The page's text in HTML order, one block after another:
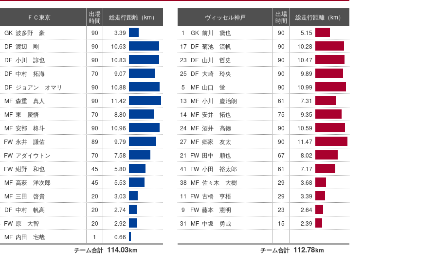
ＦＣ東京
出場
時間
総走行距離（km）
GK 波多野 豪 90
3.39
DF 渡辺 剛 90
10.63
DF 小川 諒也 90
10.83
DF 中村 拓海 70
9.07
DF ジョアン オマリ 90
10.88
MF 森重 真人 90
11.42
MF 東 慶悟 70
8.80
MF 安部 柊斗 90
10.96
FW 永井 謙佑 89
9.79
FW アダイウトン 70
7.58
FW 紺野 和也 45
5.80
MF 高萩 洋次郎 45
5.53
MF 三田 啓貴 20
3.03
DF 中村 帆高 20
2.74
FW 原 大智 20
2.92
MF 内田 宅哉 1 0.66
チーム合計 114.03km
ヴィッセル神戸
出場
時間
総走行距離（km）
1
GK 前川 黛也 90
5.15
17 DF 菊池 流帆 90
10.28
23 DF 山川 哲史 90
10.47
25 DF 大崎 玲央 90
9.89
5
MF 山口 蛍 90
10.99
13 MF 小川 慶治朗 61
7.31
14 MF 安井 拓也 75
9.35
24 MF 酒井 高徳 90
10.59
27 MF 郷家 友太 90
11.47
21 FW 田中 順也 67
8.02
41 FW 小田 裕太郎 61
7.17
38 MF 佐々木 大樹 29
3.68
11 FW 古橋 亨梧 29
3.39
9
FW 藤本 憲明 23
2.64
31
MF 中坂 勇哉 15 2.39
チーム合計 112.78km